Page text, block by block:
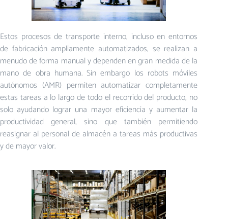
Estos procesos de transporte interno, incluso en entornos
de fabricación ampliamente automatizados, se realizan a
menudo de forma manual y dependen en gran medida de la
mano de obra humana. Sin embargo los robots móviles
autónomos (AMR) permiten automatizar completamente
estas tareas a lo largo de todo el recorrido del producto, no
solo ayudando lograr una mayor eficiencia y aumentar la
productividad general, sino que también permitiendo
reasignar al personal de almacén a tareas más productivas
y de mayor valor.